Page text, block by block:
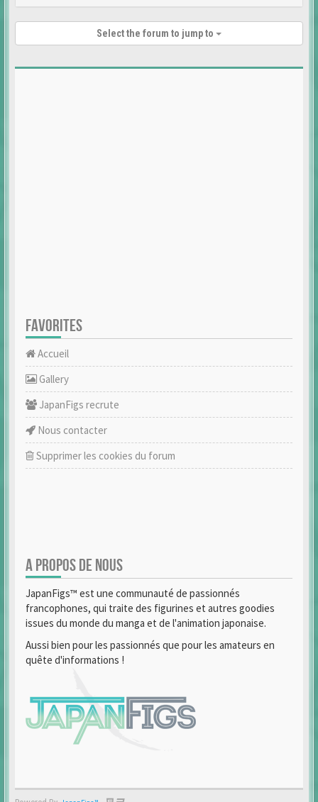
Select the forum to jump to
FAVORITES
Accueil
Gallery
JapanFigs recrute
Nous contacter
Supprimer les cookies du forum
A PROPOS DE NOUS
JapanFigs™ est une communauté de passionnés
francophones, qui traite des figurines et autres goodies
issues du monde du manga et de l'animation japonaise.
Aussi bien pour les passionnés que pour les amateurs en
quête d'informations !